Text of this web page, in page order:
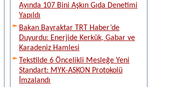
Ayında 107 Bini Aşkın Gıda Denetimi
Yapıldı
Bakan Bayraktar TRT Haber’de
Duyurdu: Enerjide Kerkük, Gabar ve
Karadeniz Hamlesi
Tekstilde 6 Öncelikli Mesleğe Yeni
Standart: MYK-ASKON Protokolü
İmzalandı